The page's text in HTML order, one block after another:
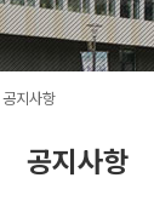
공지사항
공지사항